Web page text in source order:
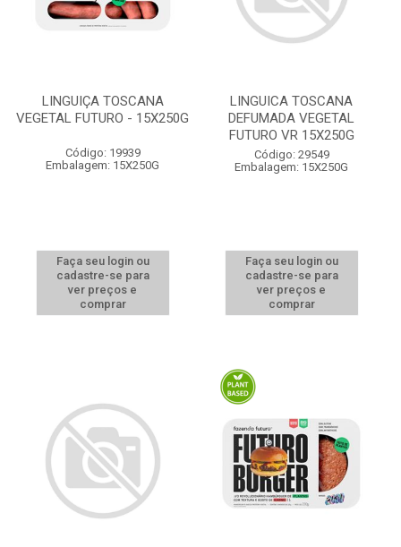
LINGUIÇA TOSCANA
VEGETAL FUTURO - 15X250G
Código: 19939
Embalagem: 15X250G
Faça seu login ou
cadastre-se para
ver preços e
comprar
LINGUICA TOSCANA
DEFUMADA VEGETAL
FUTURO VR 15X250G
Código: 29549
Embalagem: 15X250G
Faça seu login ou
cadastre-se para
ver preços e
comprar